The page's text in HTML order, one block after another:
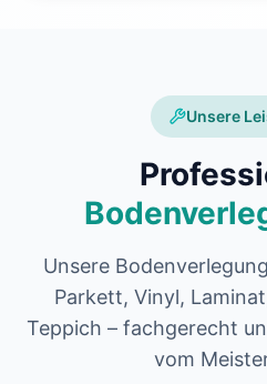
Unsere
Unsere
Parkett, Vinyl,
Teppich – fachgerecht
vom